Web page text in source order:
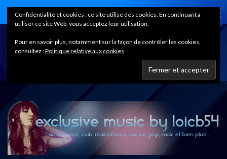
Home
Confidentialité et cookies : ce site utilise des cookies. En continuant à
utiliser ce site Web, vous acceptez leur utilisation.
Pour en savoir plus, notamment sur la façon de contrôler les cookies,
consultez :Politique relative aux cookies